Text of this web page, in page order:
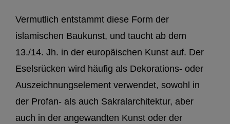
Vermutlich entstammt diese Form der
islamischen Baukunst, und taucht ab dem
13./14. Jh. in der europäischen Kunst auf. Der
Eselsrücken wird häufig als Dekorations- oder
Auszeichnungselement verwendet, sowohl in
der Profan- als auch Sakralarchitektur, aber
auch in der angewandten Kunst oder der